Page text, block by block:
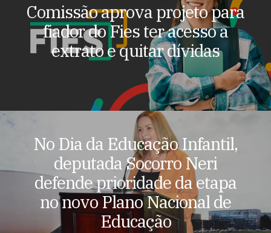
Comissão aprova projeto para
fiador do Fies ter acesso a
extrato e quitar dívidas
No Dia da Educação Infantil,
deputada Socorro Neri
defende prioridade da etapa
no novo Plano Nacional de
Educação